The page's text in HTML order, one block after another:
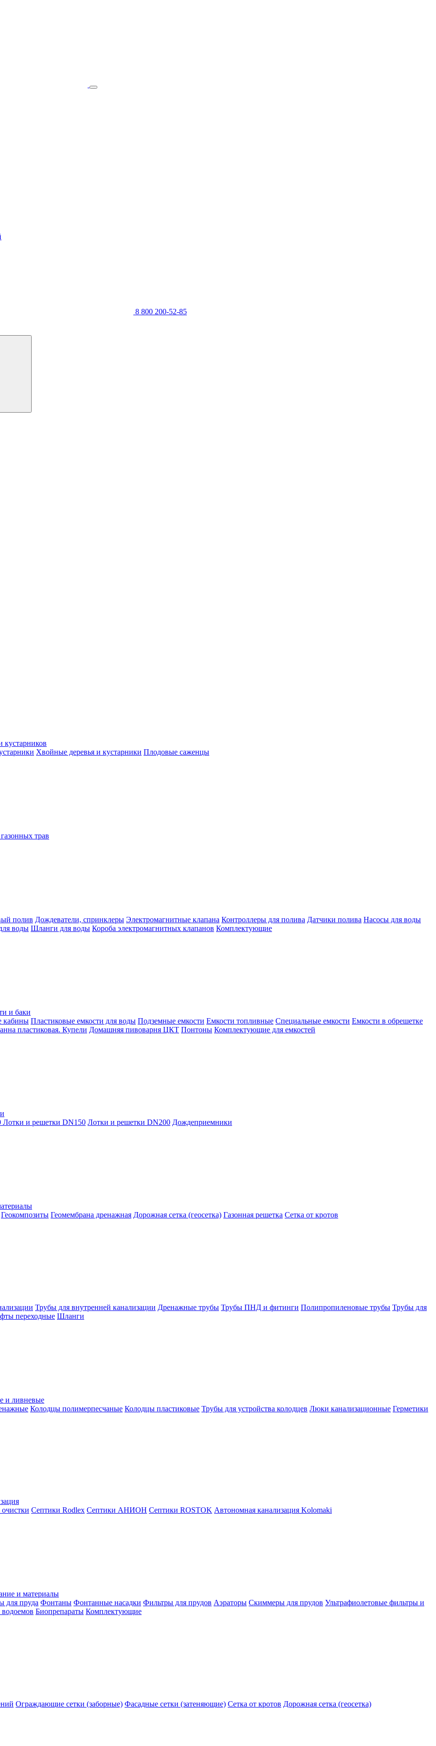
8 800 200-52-85
кустарников
Хвойные деревья и кустарники Плодовые саженцы
трав
полив Дождеватели, спринклеры Электромагнитные клапана Контроллеры для полива Датчики полива Насосы для воды
воды Шланги для воды Короба электромагнитных клапанов Комплектующие
и баки
кабины Пластиковые емкости для воды Подземные емкости Емкости топливные Специальные емкости Емкости в обрешетке
пластиковая. Купели Домашняя пивоварня ЦКТ Понтоны Комплектующие для емкостей
Лотки и решетки DN150 Лотки и решетки DN200 Дождеприемники
Геокомпозиты Геомембрана дренажная Дорожная сетка (геосетка) Газонная решетка Сетка от кротов
Трубы для внутренней канализации Дренажные трубы Трубы ПНД и фитинги Полипропиленовые трубы Трубы для
переходные Шланги
и ливневые
Колодцы полимерпесчаные Колодцы пластиковые Трубы для устройства колодцев Люки канализационные Герметики
Септики Rodlex Септики АНИОН Септики ROSTOK Автономная канализация Kolomaki
и материалы
для пруда Фонтаны Фонтанные насадки Фильтры для прудов Аэраторы Скиммеры для прудов Ультрафиолетовые фильтры и
Биопрепараты Комплектующие
Ограждающие сетки (заборные) Фасадные сетки (затеняющие) Сетка от кротов Дорожная сетка (геосетка)